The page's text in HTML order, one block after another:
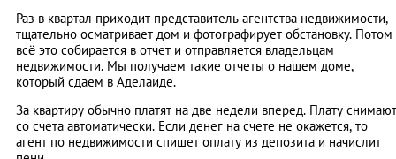
Раз в квартал приходит представитель агентства недвижимости,
тщательно осматривает дом и фотографирует обстановку. Потом
всё это собирается в отчет и отправляется владельцам
недвижимости. Мы получаем такие отчеты о нашем доме,
который сдаем в Аделаиде.
За квартиру обычно платят на две недели вперед. Плату снимают
со счета автоматически. Если денег на счете не окажется, то
агент по недвижимости спишет оплату из депозита и начислит